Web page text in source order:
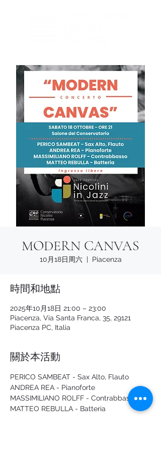
MODERN CANVAS
10月18日周六
  |
Piacenza
時間和地點
2025年10月18日 21:00 – 23:00
Piacenza, Via Santa Franca, 35, 29121
Piacenza PC, Italia
關於本活動
PERICO SAMBEAT - Sax Alto, Flauto
ANDREA REA - Pianoforte
MASSIMILIANO ROLFF - Contrabbasso
MATTEO REBULLA - Batteria